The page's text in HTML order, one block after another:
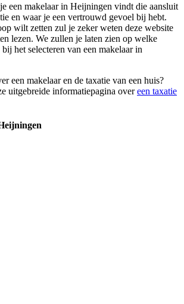
een makelaar in Heijningen vindt die aansluit
en waar je een vertrouwd gevoel bij hebt.
wilt zetten zul je zeker weten deze website
lezen. We zullen je laten zien op welke
het selecteren van een makelaar in
een makelaar en de taxatie van een huis?
uitgebreide informatiepagina overeen taxatie